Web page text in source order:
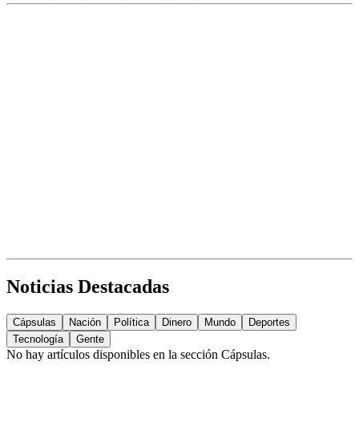
Noticias Destacadas
Cápsulas Nación Política Dinero Mundo
Deportes
Tecnología
Gente
No hay artículos disponibles en la sección Cápsulas.